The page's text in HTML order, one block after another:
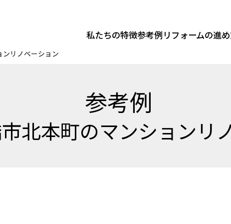
私たちの特徴参考例 リフォームの進
リノベーション
参考例
北本町のマンションリ